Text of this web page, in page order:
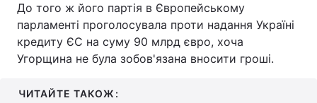
До того ж його партія в Європейському
парламенті проголосувала проти надання Україні
кредиту ЄС на суму 90 млрд євро, хоча
Угорщина не була зобов'язана вносити гроші.
ЧИТАЙТЕ ТАКОЖ: